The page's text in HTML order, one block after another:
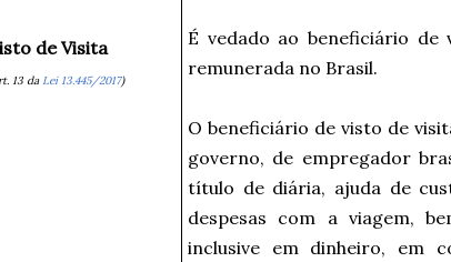
de Visita
13 daLei 13.445/2017)
É vedado ao beneficiário
remunerada no Brasil.
O beneficiário de visto de
governo, de empregador
título de diária, ajuda de
despesas com a viagem,
inclusive em dinheiro, em